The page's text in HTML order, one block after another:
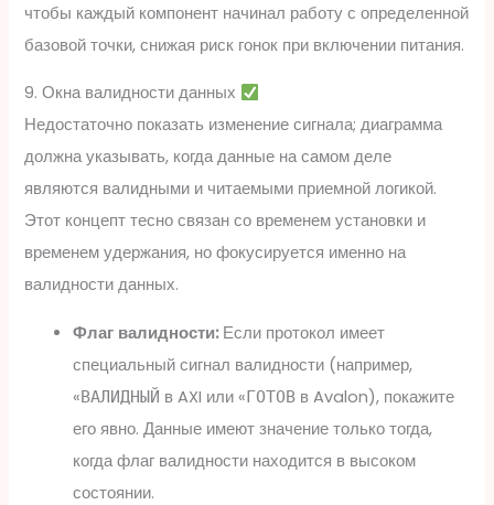
чтобы каждый компонент начинал работу с определенной
базовой точки, снижая риск гонок при включении питания.
9. Окна валидности данных
Недостаточно показать изменение сигнала; диаграмма
должна указывать, когда данные на самом деле
являются валидными и читаемыми приемной логикой.
Этот концепт тесно связан со временем установки и
временем удержания, но фокусируется именно на
валидности данных.
Флаг валидности:Если протокол имеет
специальный сигнал валидности (например,
«ВАЛИДНЫЙ в AXI или «ГОТОВ в Avalon), покажите
его явно. Данные имеют значение только тогда,
когда флаг валидности находится в высоком
состоянии.